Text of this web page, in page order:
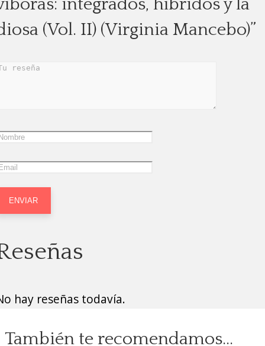
integrados, híbridos y la
(Vol. II) (Virginia Mancebo)”
hay reseñas todavía.
También te recomendamos…